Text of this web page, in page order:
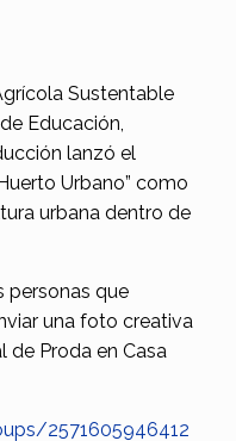
Sustentable
Educación,
lanzó el
Urbano” como
urbana dentro de
personas que
una foto creativa
de Proda en Casa
2571605946412